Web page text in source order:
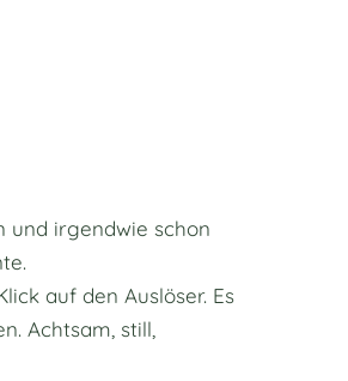
und irgendwie schon
auf den Auslöser. Es
Achtsam, still,